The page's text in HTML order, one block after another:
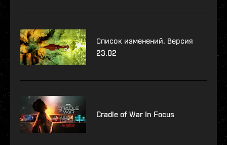
Список изменений. Версия
23.02
Cradle of War In Focus